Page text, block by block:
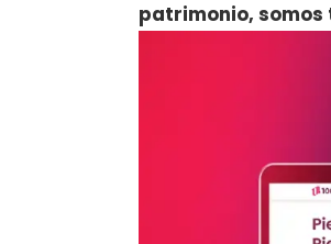
patrimonio,